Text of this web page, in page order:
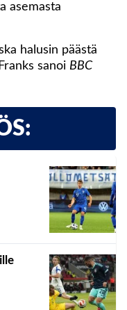
asemasta
halusin päästä
sanoi BBC